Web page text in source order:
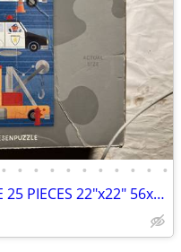
• • • • • • • • • • •
JUMBO PUZZLE TO THE RESCUE 25 PIECES 22"x22" 56x56CM MUDPUPPY COPTER P